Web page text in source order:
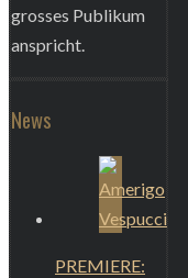
grosses Publikum
anspricht.
News
PREMIERE: